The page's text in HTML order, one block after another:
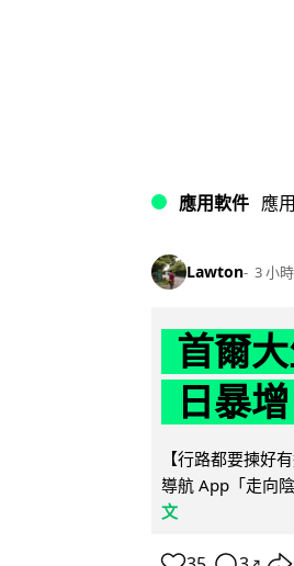
應用軟件 應
Lawton 3 小時
首爾
日暴
【行路都要揀好
導航 App「走向
文